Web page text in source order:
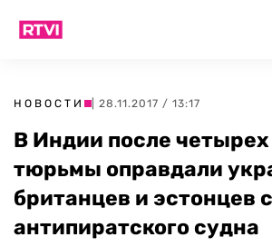
НОВОСТИ | 28.11.2017 / 13:17
В Индии после четырех
тюрьмы оправдали
британцев и эстонцев с
антипиратского судна